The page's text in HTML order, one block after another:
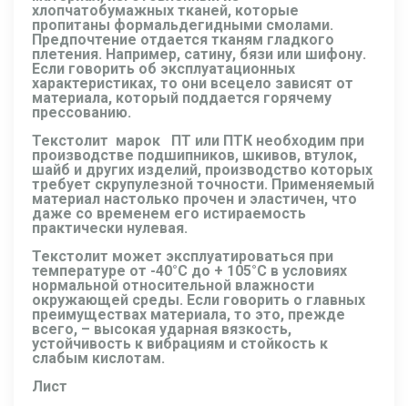
хлопчатобумажных тканей, которые
пропитаны формальдегидными смолами.
Предпочтение отдается тканям гладкого
плетения. Например, сатину, бязи или шифону.
Если говорить об эксплуатационных
характеристиках, то они всецело зависят от
материала, который поддается горячему
прессованию.
Текстолит марок ПТ или ПТК необходим при
производстве подшипников, шкивов, втулок,
шайб и других изделий, производство которых
требует скрупулезной точности. Применяемый
материал настолько прочен и эластичен, что
даже со временем его истираемость
практически нулевая.
Текстолит может эксплуатироваться при
температуре от -40°С до + 105°С в условиях
нормальной относительной влажности
окружающей среды. Если говорить о главных
преимуществах материала, то это, прежде
всего, – высокая ударная вязкость,
устойчивость к вибрациям и стойкость к
слабым кислотам.
Лист